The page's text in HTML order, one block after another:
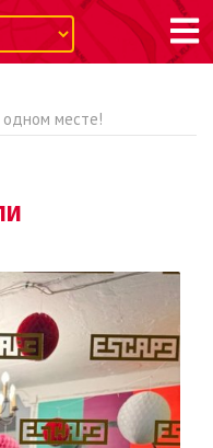
одном месте!